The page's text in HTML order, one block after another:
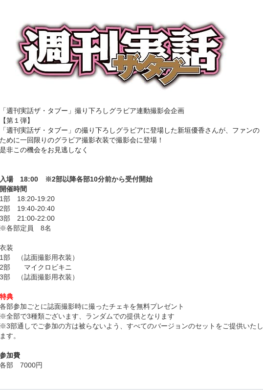
「週刊実話ザ・タブー」撮り下ろしグラビア連動撮影会企画
【第１弾】
「週刊実話ザ・タブー」の撮り下ろしグラビアに登場した新垣優香さんが、ファンの
ために一回限りのグラビア撮影衣装で撮影会に登場！
是非この機会をお見逃しなく
入場 18:00 ※2部以降各部10分前から受付開始
開催時間
1部 18:20-19:20
2部 19:40-20:40
3部 21:00-22:00
※各部定員 8名
衣装
1部 （誌面撮影用衣装）
2部 マイクロビキニ
3部 （誌面撮影用衣装）
特典
各部参加ごとに誌面撮影時に撮ったチェキを無料プレゼント
※全部で3種類ございます、ランダムでの提供となります
※3部通しでご参加の方は被らないよう、すべてのバージョンのセットをご提供いたし
ます。
参加費
各部 7000円